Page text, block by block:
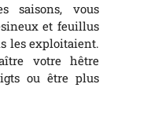
saisons, vous
et feuillus
les exploitaient.
votre hêtre
ou être plus